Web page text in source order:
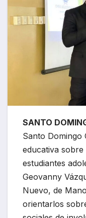
SANTO
Santo Domingo
educativa
estudiantes
Geovanny
Nuevo, de
orientarlos